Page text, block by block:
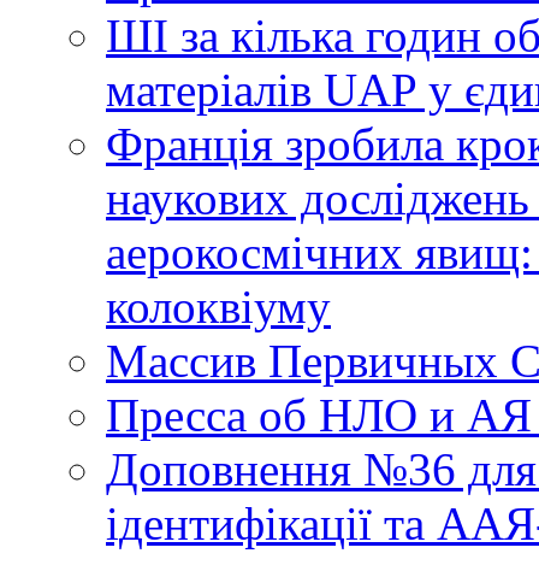
ШІ за кілька годин
матеріалів UAP у
Франція зробила
наукових
аерокосмічних
колоквіуму
Массив Первичных
Пресса об НЛО и
Доповнення №36
ідентифікації та